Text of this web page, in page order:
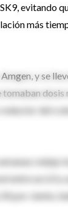
evitando
más
y se
tomaban
del
redujo
entre un 63 y
por ciento,